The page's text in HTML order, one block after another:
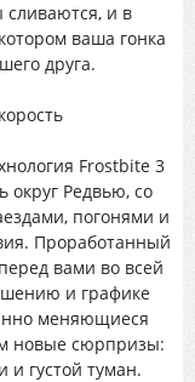
сливаются, и в
ваша гонка
друга.
Frostbite 3
округ Редвью, со
погонями и
Проработанный
вами во всей
и графике
меняющиеся
новые сюрпризы:
и густой туман.